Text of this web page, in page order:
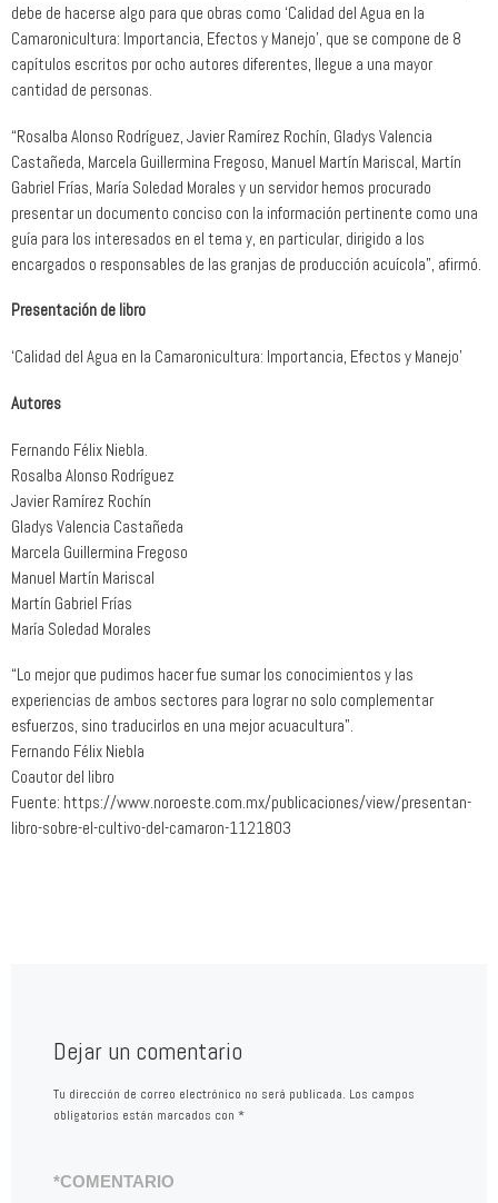
debe de hacerse algo para que obras como ‘Calidad del Agua en la
Camaronicultura: Importancia, Efectos y Manejo’, que se compone de 8
capítulos escritos por ocho autores diferentes, llegue a una mayor
cantidad de personas.
“Rosalba Alonso Rodríguez, Javier Ramírez Rochín, Gladys Valencia
Castañeda, Marcela Guillermina Fregoso, Manuel Martín Mariscal, Martín
Gabriel Frías, María Soledad Morales y un servidor hemos procurado
presentar un documento conciso con la información pertinente como una
guía para los interesados en el tema y, en particular, dirigido a los
encargados o responsables de las granjas de producción acuícola”, afirmó.
Presentación de libro
‘Calidad del Agua en la Camaronicultura: Importancia, Efectos y Manejo’
Autores
Fernando Félix Niebla.
Rosalba Alonso Rodríguez
Javier Ramírez Rochín
Gladys Valencia Castañeda
Marcela Guillermina Fregoso
Manuel Martín Mariscal
Martín Gabriel Frías
María Soledad Morales
“Lo mejor que pudimos hacer fue sumar los conocimientos y las
experiencias de ambos sectores para lograr no solo complementar
esfuerzos, sino traducirlos en una mejor acuacultura”.
Fernando Félix Niebla
Coautor del libro
Fuente: https://www.noroeste.com.mx/publicaciones/view/presentan-
libro-sobre-el-cultivo-del-camaron-1121803
Dejar un comentario
Tu dirección de correo electrónico no será publicada. Los campos
obligatorios están marcados con *
COMENTARIO
*